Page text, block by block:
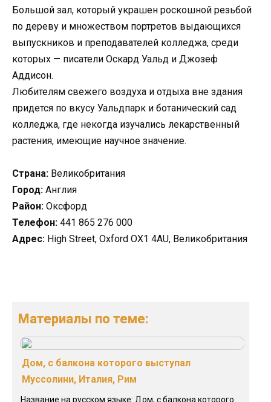
Большой зал, который украшен роскошной резьбой
по дереву и множеством портретов выдающихся
выпускников и преподавателей колледжа, среди
которых — писатели Оскард Уальд и Джозеф
Аддисон.
Любителям свежего воздуха и отдыха вне здания
придется по вкусу Уальдпарк и ботанический сад
колледжа, где некогда изучались лекарственный
растения, имеющие научное значение.
Страна: Великобритания
Город: Англия
Район: Оксфорд
Телефон: 441 865 276 000
Адрес: High Street, Oxford OX1 4AU, Великобритания
Материалы по теме:
Дом, с балкона которого выступал
Муссолини, Италия, Рим
Название на русском языке: Дом, с балкона которого